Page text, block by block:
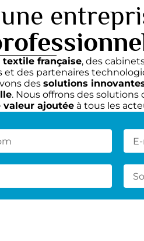
textile française, des
et des partenaires
des solutions
. Nous offrons des solutions
valeur ajoutée à tous les